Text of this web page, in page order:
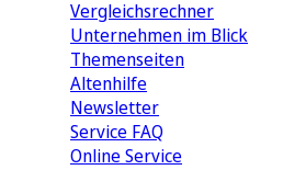
Vergleichsrechner
Unternehmen im Blick
Themenseiten
Altenhilfe
Newsletter
Service FAQ
Online Service